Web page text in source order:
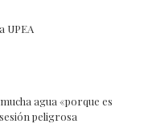
UPEA
agua «porque es
peligrosa